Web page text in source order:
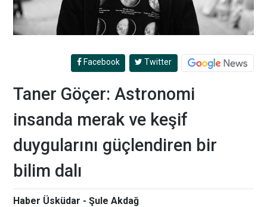
Facebook Twitter
Taner Göçer: Astronomi
insanda merak ve keşif
duygularını güçlendiren bir
bilim dalı
Haber Üsküdar - Şule Akdağ